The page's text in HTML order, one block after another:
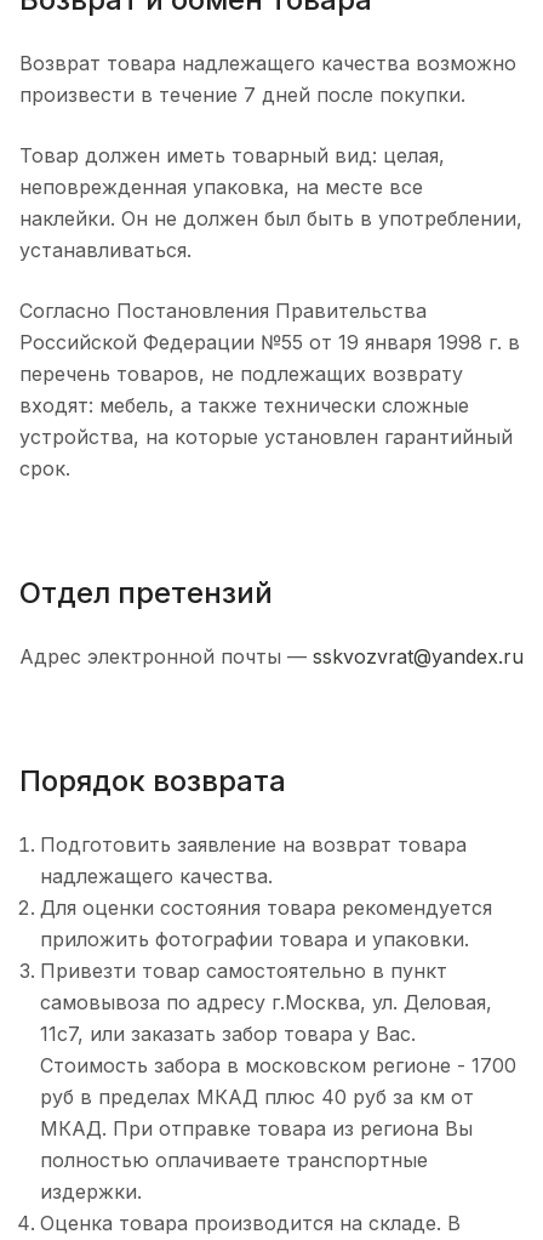
Возврат товара надлежащего качества возможно
произвести в течение 7 дней после покупки.
Товар должен иметь товарный вид: целая,
неповрежденная упаковка, на месте все
наклейки. Он не должен был быть в употреблении,
устанавливаться.
Согласно Постановления Правительства
Российской Федерации №55 от 19 января 1998 г. в
перечень товаров, не подлежащих возврату
входят: мебель, а также технически сложные
устройства, на которые установлен гарантийный
срок.
Отдел претензий
Адрес электронной почты — sskvozvrat@yandex.ru
Порядок возврата
Подготовить заявление на возврат товара
надлежащего качества.
Для оценки состояния товара рекомендуется
приложить фотографии товара и упаковки.
Привезти товар самостоятельно в пункт
самовывоза по адресу г.Москва, ул. Деловая,
11с7, или заказать забор товара у Вас.
Стоимость забора в московском регионе - 1700
руб в пределах МКАД плюс 40 руб за км от
МКАД. При отправке товара из региона Вы
полностью оплачиваете транспортные
издержки.
Оценка товара производится на складе. В